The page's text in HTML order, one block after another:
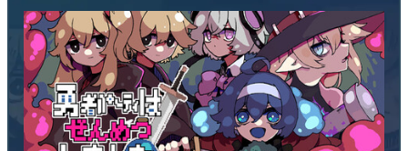
“ぜんめつ”してしまった勇者パーティから1人だけ選んで、ともに迷